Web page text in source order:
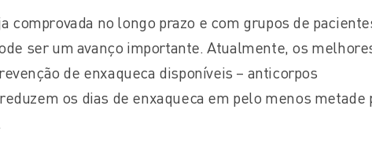
comprovada no longo prazo e com grupos de
ser um avanço importante. Atualmente, os
de enxaqueca disponíveis – anticorpos
os dias de enxaqueca em pelo menos metade